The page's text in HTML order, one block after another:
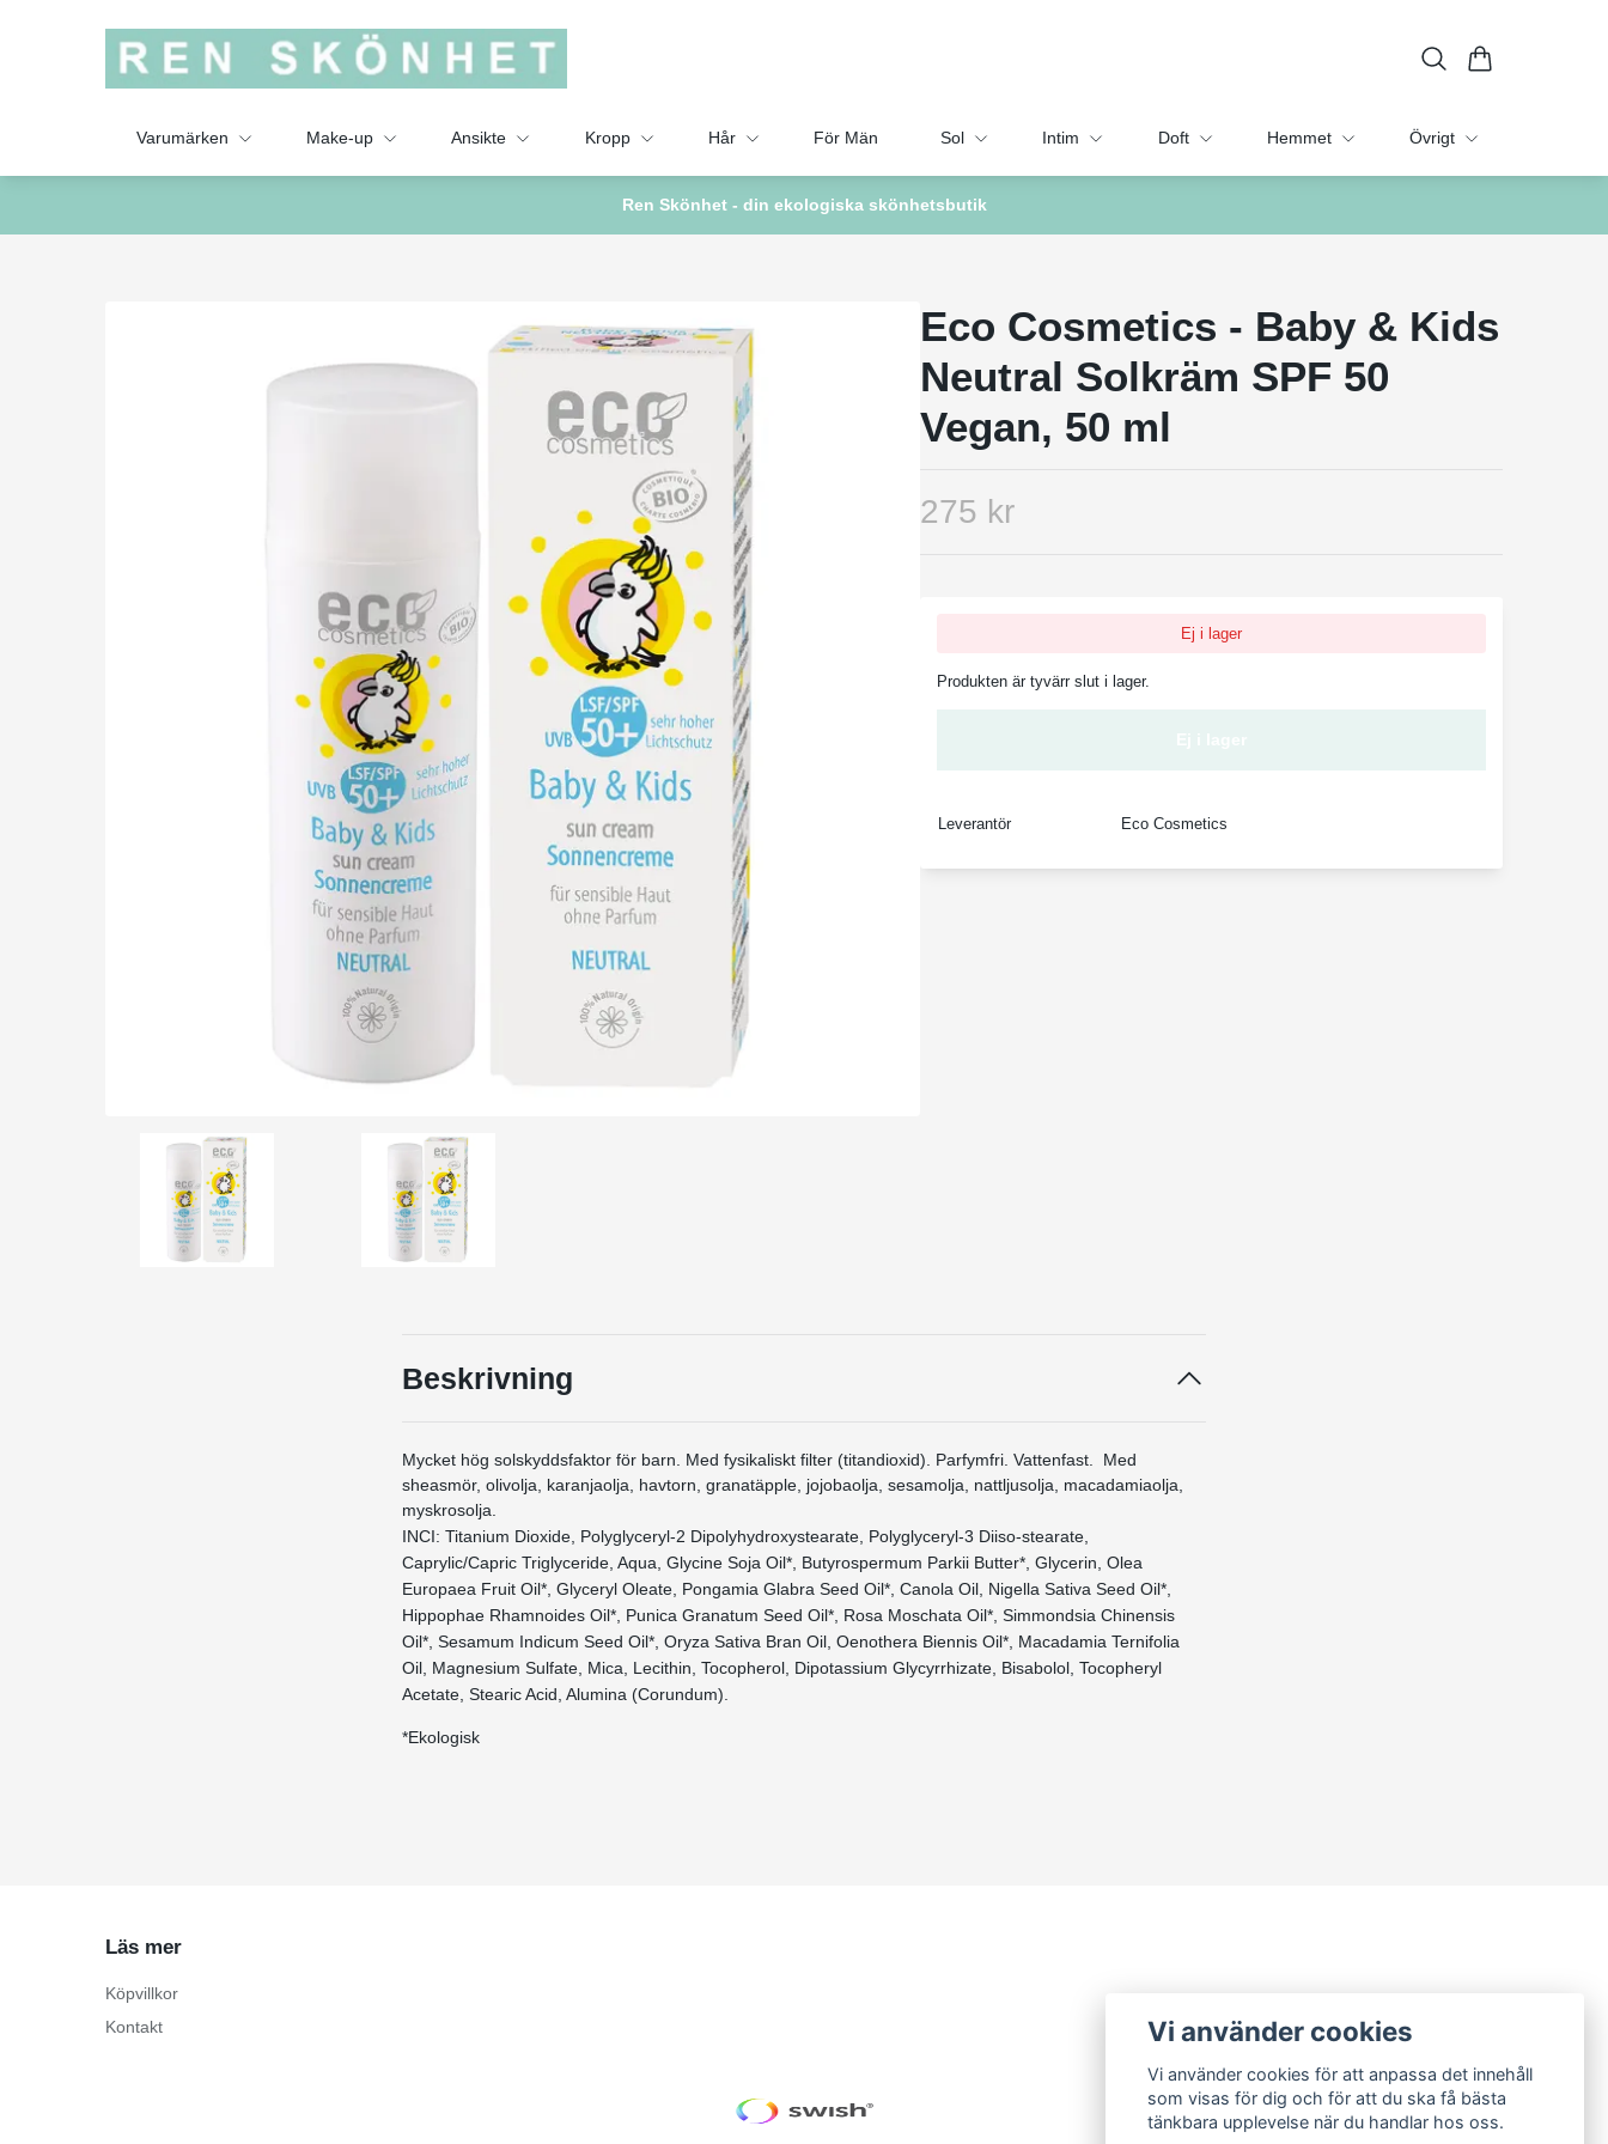
Varumärken Make-up Ansikte Kropp Hår För Män Sol Intim Doft Hemmet Övrigt
Ren Skönhet - din ekologiska skönhetsbutik
Eco Cosmetics - Baby & Kids
Neutral Solkräm SPF 50
Vegan, 50 ml
275 kr
Ej i lager
Produkten är tyvärr slut i lager.
Leverantör Eco Cosmetics
Beskrivning
Mycket hög solskyddsfaktor för barn. Med fysikaliskt filter (titandioxid). Parfymfri. Vattenfast. Med
sheasmör, olivolja, karanjaolja, havtorn, granatäpple, jojobaolja, sesamolja, nattljusolja, macadamiaolja,
myskrosolja.
INCI: Titanium Dioxide, Polyglyceryl-2 Dipolyhydroxystearate, Polyglyceryl-3 Diiso-stearate,
Caprylic/Capric Triglyceride, Aqua, Glycine Soja Oil*, Butyrospermum Parkii Butter*, Glycerin, Olea
Europaea Fruit Oil*, Glyceryl Oleate, Pongamia Glabra Seed Oil*, Canola Oil, Nigella Sativa Seed Oil*,
Hippophae Rhamnoides Oil*, Punica Granatum Seed Oil*, Rosa Moschata Oil*, Simmondsia Chinensis
Oil*, Sesamum Indicum Seed Oil*, Oryza Sativa Bran Oil, Oenothera Biennis Oil*, Macadamia Ternifolia
Oil, Magnesium Sulfate, Mica, Lecithin, Tocopherol, Dipotassium Glycyrrhizate, Bisabolol, Tocopheryl
Acetate, Stearic Acid, Alumina (Corundum).
*Ekologisk
Läs mer
Köpvillkor
Kontakt
Vi använder cookies
Vi använder cookies för att anpassa det innehåll
som visas för dig och för att du ska få bästa
tänkbara upplevelse när du handlar hos oss.